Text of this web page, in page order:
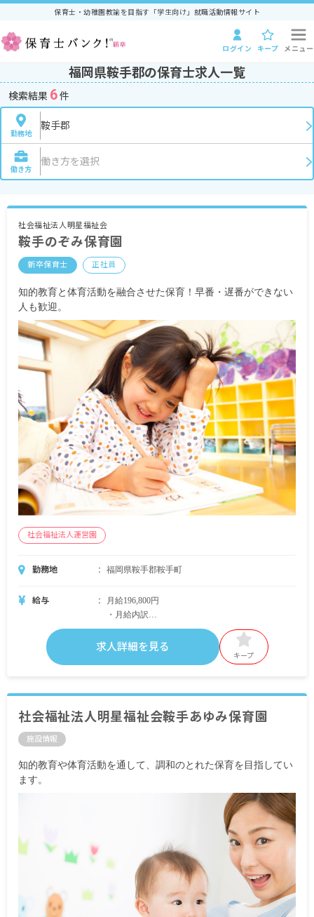
保育士・幼稚園教諭を目指す「学生向け」就職活動情報サイト
ログイン キープ メニュー
福岡県鞍手郡の保育士求人一覧
検索結果 6件
勤務地
鞍手郡
働き方
働き方を選択
社会福祉法人明星福祉会
鞍手のぞみ保育園
新卒保育士 正社員
知的教育と体育活動を融合させた保育！早番・遅番ができない
人も歓迎。
社会福祉法人運営園
勤務地 福岡県鞍手郡鞍手町
給与
月給196,800円
・月給内訳
基本給 法人の規定に準ずる
※試用期間有
求人詳細を見る
キープ
社会福祉法人明星福祉会鞍手あゆみ保育園
施設情報
知的教育や体育活動を通して、調和のとれた保育を目指してい
ます。